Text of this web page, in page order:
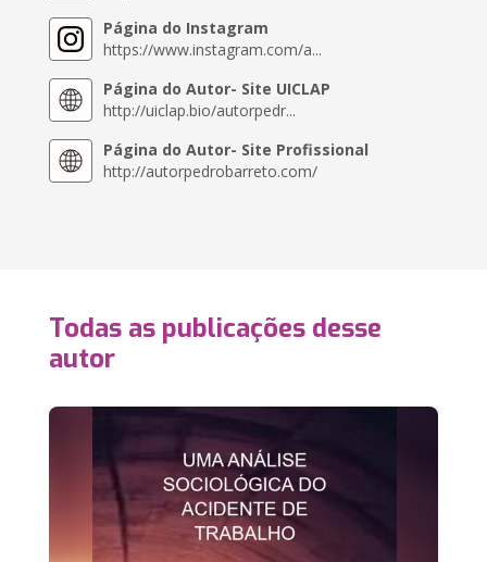
Página do Instagram
https://www.instagram.com/a...
Página do Autor- Site UICLAP
http://uiclap.bio/autorpedr...
Página do Autor- Site Profissional
http://autorpedrobarreto.com/
Todas as publicações desse
autor